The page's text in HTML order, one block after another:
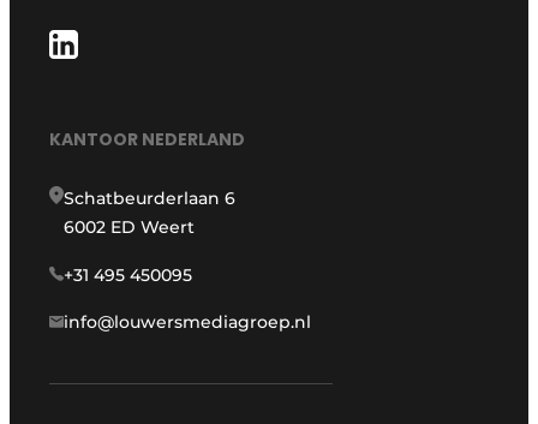
KANTOOR NEDERLAND
Schatbeurderlaan 6
6002 ED Weert
+31 495 450095
info@louwersmediagroep.nl